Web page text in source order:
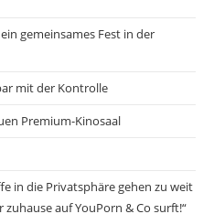
ein gemeinsames Fest in der
mit der Kontrolle
Premium-Kinosaal
in die Privatsphäre gehen zu weit
auf YouPorn & Co surft!“